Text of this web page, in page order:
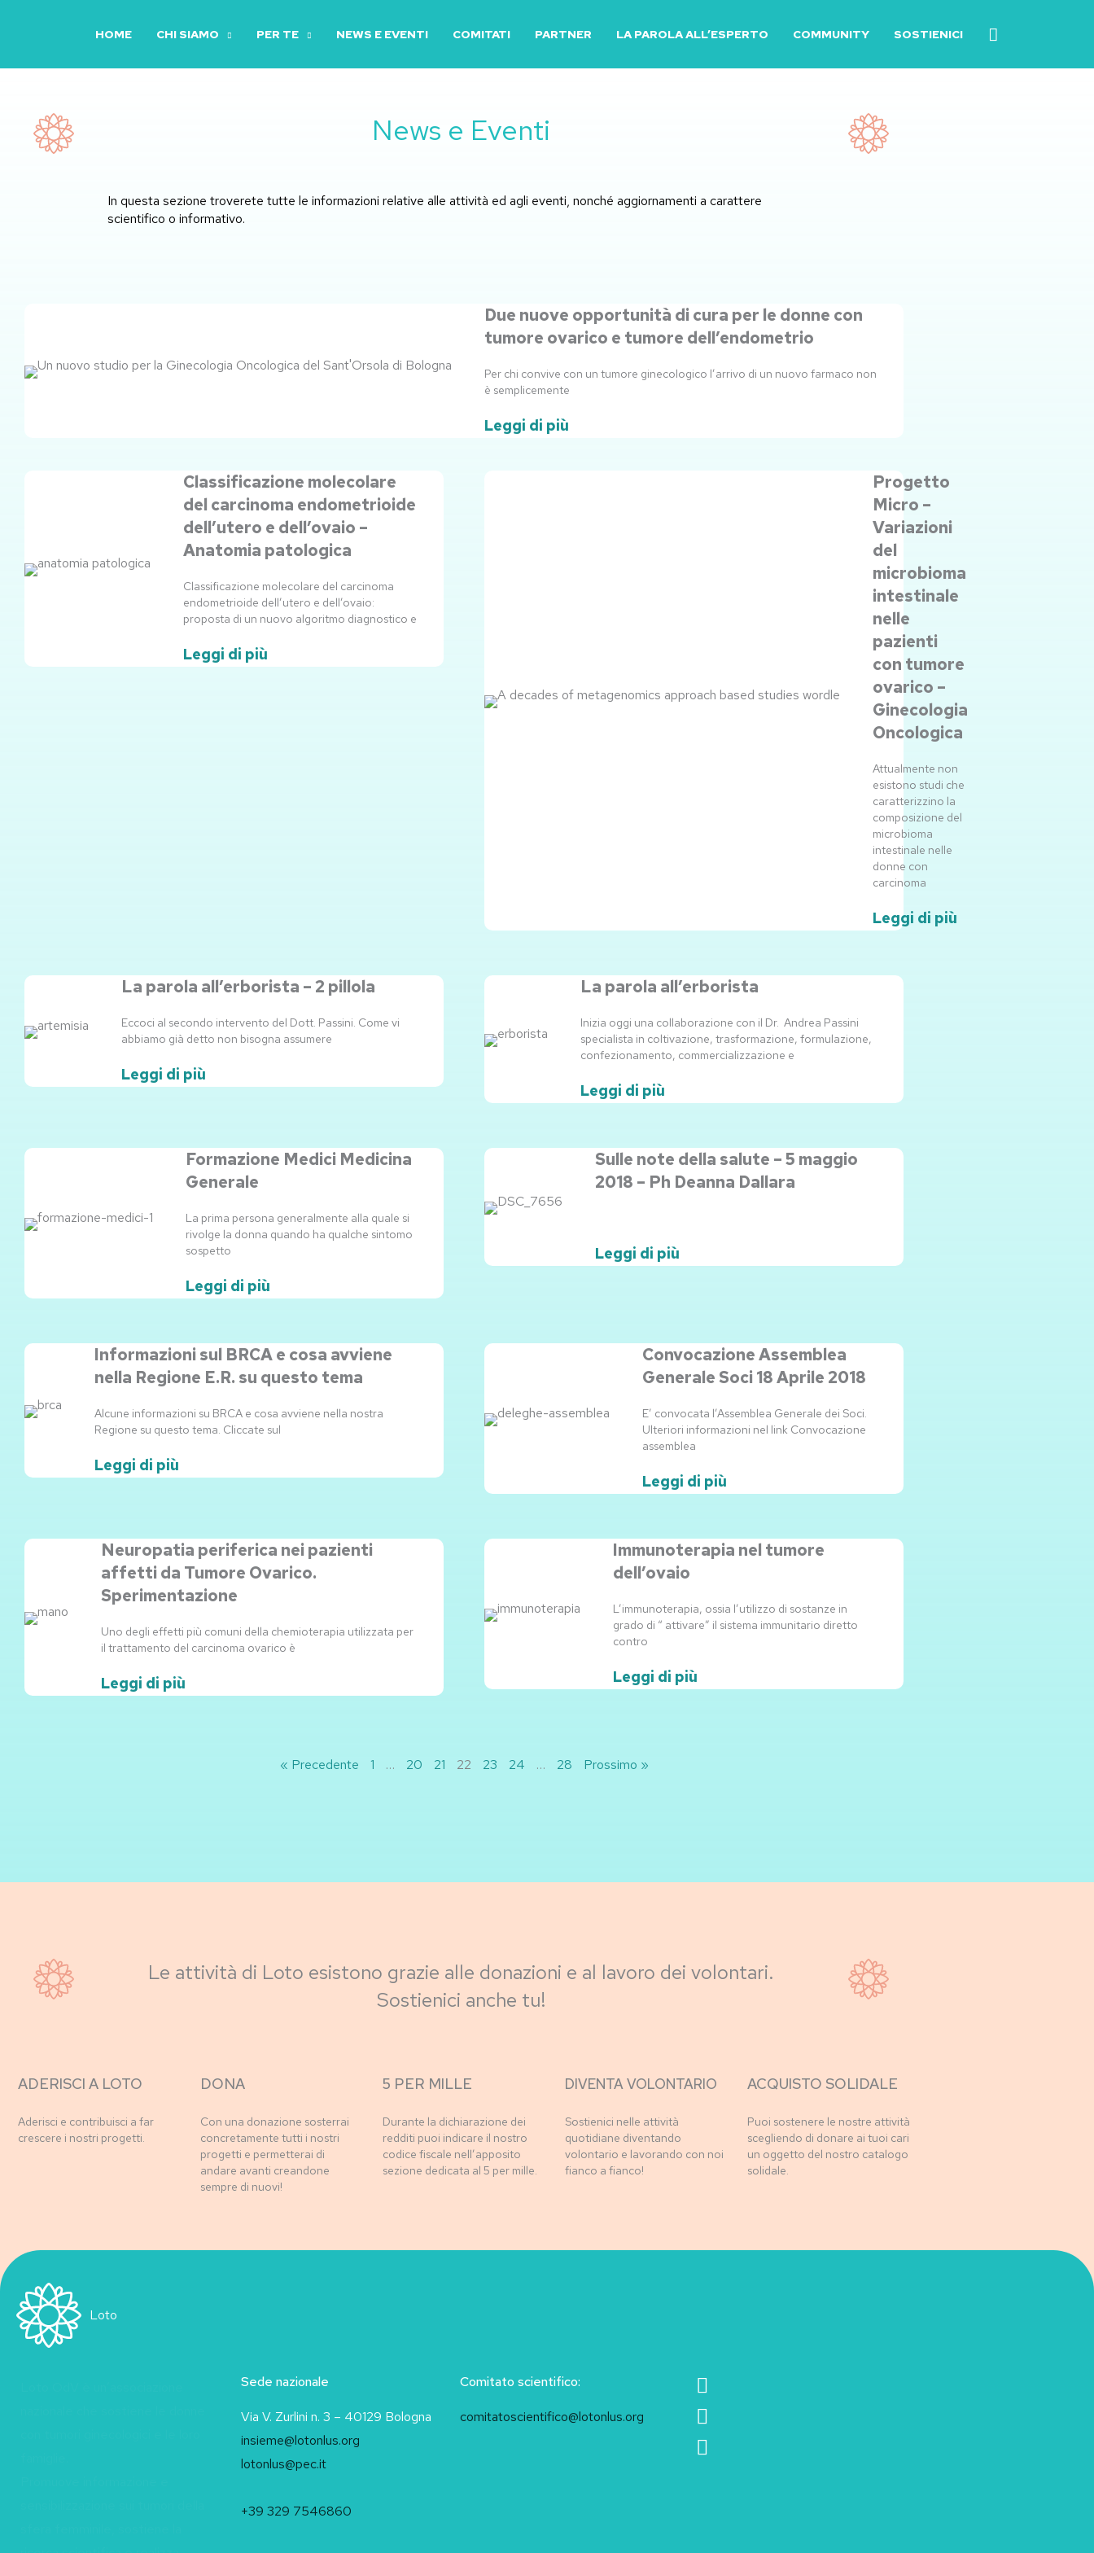
HOME CHI SIAMO PER TE NEWS E EVENTI COMITATI PARTNER LA PAROLA ALL’ESPERTO COMMUNITY SOSTIENICI
News e Eventi
In questa sezione troverete tutte le informazioni relative alle attività ed agli eventi, nonché aggiornamenti a carattere
scientifico o informativo.
Due nuove opportunità di cura per le donne con
tumore ovarico e tumore dell’endometrio
Per chi convive con un tumore ginecologico l’arrivo di un nuovo farmaco non
è semplicemente
Leggi di più
Classificazione molecolare
del carcinoma endometrioide
dell’utero e dell’ovaio –
Anatomia patologica
Classificazione molecolare del carcinoma
endometrioide dell’utero e dell’ovaio:
proposta di un nuovo algoritmo diagnostico e
Leggi di più
Progetto
Micro –
Variazioni
del
microbioma
intestinale
nelle
pazienti
con tumore
ovarico –
Ginecologia
Oncologica
Attualmente non
esistono studi che
caratterizzino la
composizione del
microbioma
intestinale nelle
donne con
carcinoma
Leggi di più
La parola all’erborista – 2 pillola
Eccoci al secondo intervento del Dott. Passini. Come vi
abbiamo già detto non bisogna assumere
Leggi di più
La parola all’erborista
Inizia oggi una collaborazione con il Dr. Andrea Passini
specialista in coltivazione, trasformazione, formulazione,
confezionamento, commercializzazione e
Leggi di più
Formazione Medici Medicina
Generale
La prima persona generalmente alla quale si
rivolge la donna quando ha qualche sintomo
sospetto
Leggi di più
Sulle note della salute – 5 maggio
2018 – Ph Deanna Dallara
Leggi di più
Informazioni sul BRCA e cosa avviene
nella Regione E.R. su questo tema
Alcune informazioni su BRCA e cosa avviene nella nostra
Regione su questo tema. Cliccate sul
Leggi di più
Convocazione Assemblea
Generale Soci 18 Aprile 2018
E’ convocata l’Assemblea Generale dei Soci.
Ulteriori informazioni nel link Convocazione
assemblea
Leggi di più
Neuropatia periferica nei pazienti
affetti da Tumore Ovarico.
Sperimentazione
Uno degli effetti più comuni della chemioterapia utilizzata per
il trattamento del carcinoma ovarico è
Leggi di più
Immunoterapia nel tumore
dell’ovaio
L’immunoterapia, ossia l’utilizzo di sostanze in
grado di “ attivare” il sistema immunitario diretto
contro
Leggi di più
« Precedente 1 … 20 21 22 23 24 … 28 Prossimo »
Le attività di Loto esistono grazie alle donazioni e al lavoro dei volontari.
Sostienici anche tu!
ADERISCI A LOTO
Aderisci e contribuisci a far
crescere i nostri progetti.
DONA
Con una donazione sosterrai
concretamente tutti i nostri
progetti e permetterai di
andare avanti creandone
sempre di nuovi!
5 PER MILLE
Durante la dichiarazione dei
redditi puoi indicare il nostro
codice fiscale nell’apposito
sezione dedicata al 5 per mille.
DIVENTA VOLONTARIO
Sostienici nelle attività
quotidiane diventando
volontario e lavorando con noi
fianco a fianco!
ACQUISTO SOLIDALE
Puoi sostenere le nostre attività
scegliendo di donare ai tuoi cari
un oggetto del nostro catalogo
solidale.
Loto
Sede nazionale
Via V. Zurlini n. 3 – 40129 Bologna
insieme@lotonlus.org
lotonlus@pec.it
+39 329 7546860
Comitato scientifico:
comitatoscientifico@lotonlus.org